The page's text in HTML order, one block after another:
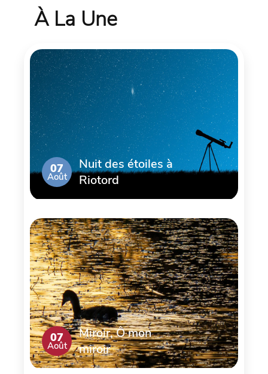
À La Une
07
Août
Nuit des étoiles à
Riotord
07
Août
Miroir, Ô mon
miroir